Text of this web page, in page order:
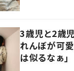
3歳児と2歳
れんぼが可
は似るなぁ」